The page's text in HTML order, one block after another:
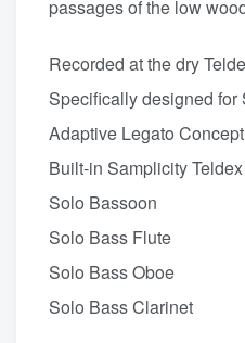
passages of the low
Recorded at the dry
Specifically designed for
Adaptive Legato
Built-in Samplicity
Solo Bassoon
Solo Bass Flute
Solo Bass Oboe
Solo Bass Clarinet